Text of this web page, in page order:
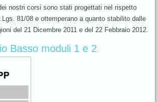
nostri corsi sono stati progettati nel rispetto
81/08 e ottemperano a quanto stabilito dalle
del 21 Dicembre 2011 e del 22 Febbraio 2012.
Basso moduli 1 e 2